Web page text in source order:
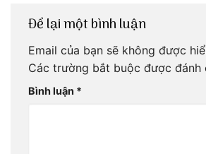
Để lại một bình luận
Email của bạn sẽ không được
Các trường bắt buộc được đánh
Bình luận *